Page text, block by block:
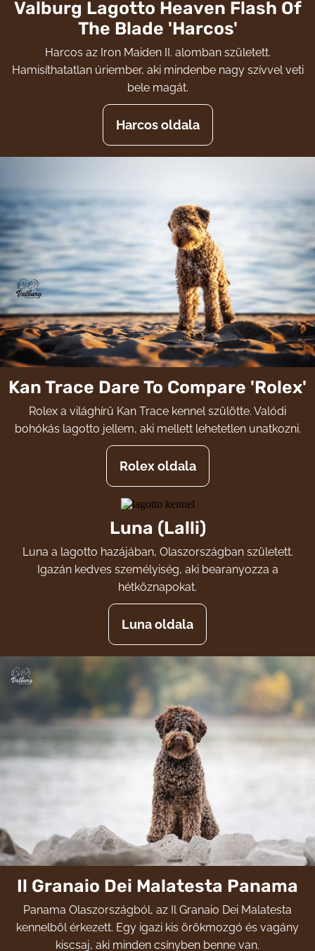
Valburg Lagotto Heaven Flash Of
The Blade 'Harcos'
Harcos az Iron Maiden II. alomban született.
Hamisíthatatlan úriember, aki mindenbe nagy szívvel veti
bele magát.
Harcos oldala
Kan Trace Dare To Compare 'Rolex'
Rolex a világhírű Kan Trace kennel szülötte. Valódi
bohókás lagotto jellem, aki mellett lehetetlen unatkozni.
Rolex oldala
Luna (Lalli)
Luna a lagotto hazájában, Olaszországban született.
Igazán kedves személyiség, aki bearanyozza a
hétköznapokat.
Luna oldala
Il Granaio Dei Malatesta Panama
Panama Olaszországból, az Il Granaio Dei Malatesta
kennelből érkezett. Egy igazi kis örökmozgó és vagány
kiscsaj, aki minden csínyben benne van.